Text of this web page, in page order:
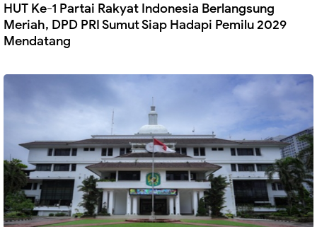
HUT Ke-1 Partai Rakyat Indonesia Berlangsung
Meriah, DPD PRI Sumut Siap Hadapi Pemilu 2029
Mendatang